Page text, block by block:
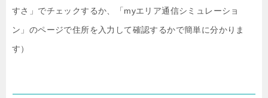
すさ」でチェックするか、「myエリア通信シミュレーショ
ン」のページで住所を入力して確認するかで簡単に分かりま
す）